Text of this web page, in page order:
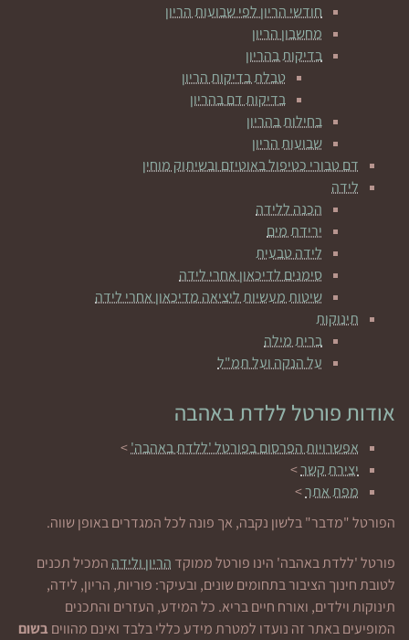
חודשי הריון לפי שבועות הריון
מחשבון הריון
בדיקות בהריון
טבלת בדיקות הריון
בדיקות דם בהריון
בחילות בהריון
שבועות הריון
דם טבורי כטיפול באוטיזם ובשיתוק מוחין
לידה
הכנה ללידה
ירידת מים
לידה טבעית
סימנים לדיכאון אחרי לידה
שיטות מעשיות ליציאה מדיכאון אחרי לידה
תינוקות
ברית מילה
על הנקה ועל תמ"ל
אודות פורטל ללדת באהבה
אפשרויות הפרסום בפורטל 'ללדת באהבה'>
יצירת קשר>
מפת אתר>
הפורטל "מדבר" בלשון נקבה, אך פונה לכל המגדרים באופן שווה.
פורטל 'ללדת באהבה' הינו פורטל ממוקד הריון ולידההמכיל תכנים
לטובת חינוך הציבור בתחומים שונים, ובעיקר: פוריות, הריון, לידה,
תינוקות וילדים, ואורח חיים בריא. כל המידע, העזרים והתכנים
המופיעים באתר זה נועדו למטרת מידע כללי בלבד ואינם מהוויםבשום